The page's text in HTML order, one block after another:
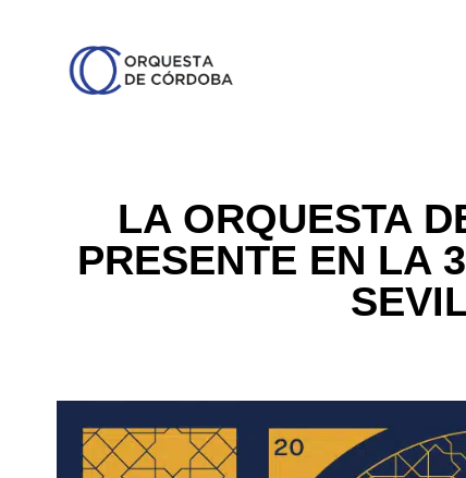
LA ORQUESTA
PRESENTE EN LA